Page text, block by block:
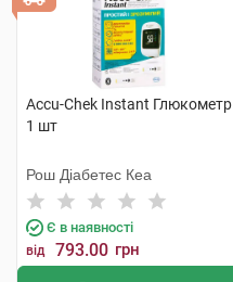
Accu-Chek Instant Глюкометр
1 шт
Рош Діабетес Кеа
Є в наявності
від 793.00 грн